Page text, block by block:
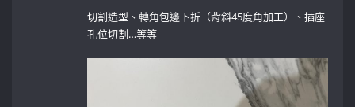
切割造型、轉角包邊下折（背斜45度角加工）、插座
孔位切割…等等